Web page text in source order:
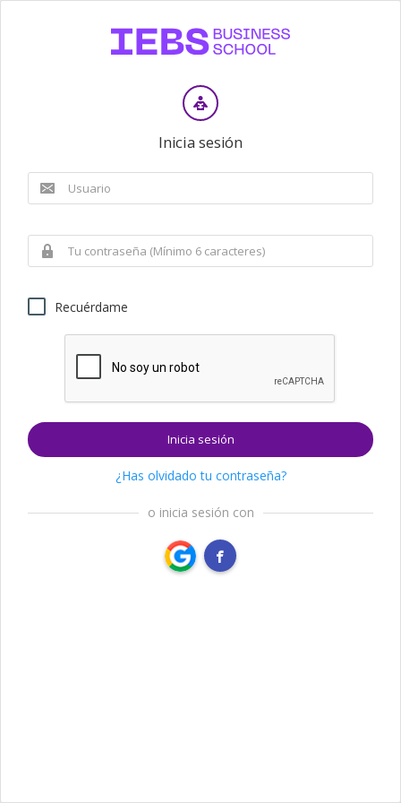
Inicia sesión
Recuérdame
Inicia sesión
¿Has olvidado tu contraseña?
o inicia sesión con